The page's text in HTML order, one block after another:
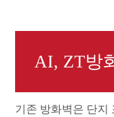
AI, ZT방
기존 방화벽은 단지